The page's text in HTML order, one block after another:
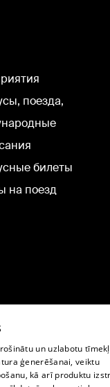
поезда,
билеты
на поезд
un uzlabotu
ģenerēšanai, veiktu
kā arī produktu